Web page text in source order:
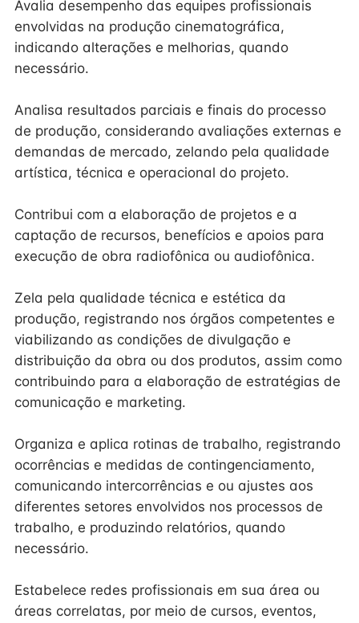
Avalia desempenho das equipes profissionais
envolvidas na produção cinematográfica,
indicando alterações e melhorias, quando
necessário.
Analisa resultados parciais e finais do processo
de produção, considerando avaliações externas e
demandas de mercado, zelando pela qualidade
artística, técnica e operacional do projeto.
Contribui com a elaboração de projetos e a
captação de recursos, benefícios e apoios para
execução de obra radiofônica ou audiofônica.
Zela pela qualidade técnica e estética da
produção, registrando nos órgãos competentes e
viabilizando as condições de divulgação e
distribuição da obra ou dos produtos, assim como
contribuindo para a elaboração de estratégias de
comunicação e marketing.
Organiza e aplica rotinas de trabalho, registrando
ocorrências e medidas de contingenciamento,
comunicando intercorrências e ou ajustes aos
diferentes setores envolvidos nos processos de
trabalho, e produzindo relatórios, quando
necessário.
Estabelece redes profissionais em sua área ou
áreas correlatas, por meio de cursos, eventos,